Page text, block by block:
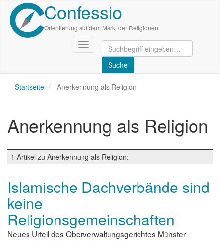
Direkt
zum
Inhalt
Confessio
Orientierung auf dem Markt der Religionen
Navigation
aktivieren/deaktivieren
Startseite Anerkennung als Religion
Anerkennung als Religion
1 Artikel zu Anerkennung als Religion:
Islamische Dachverbände sind
keine
Religionsgemeinschaften
Neues Urteil des Oberverwaltungsgerichtes Münster